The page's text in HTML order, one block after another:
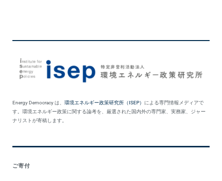
Energy Democracy は、 環境エネルギー政策研究所（ISEP） による専門情報メディアで
す。環境エネルギー政策に関する論考を、厳選された国内外の専門家、実務家、ジャー
ナリストが寄稿します。
ご寄付